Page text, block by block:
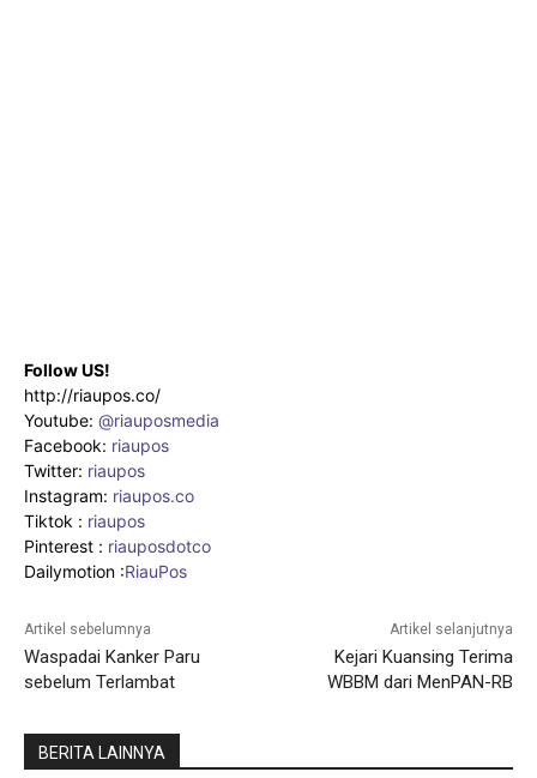
Follow US!
http://riaupos.co/
Youtube: @riauposmedia
Facebook: riaupos
Twitter: riaupos
Instagram: riaupos.co
Tiktok : riaupos
Pinterest : riauposdotco
Dailymotion :RiauPos
Artikel sebelumnya
Waspadai Kanker Paru
sebelum Terlambat
Artikel selanjutnya
Kejari Kuansing Terima
WBBM dari MenPAN-RB
BERITA LAINNYA